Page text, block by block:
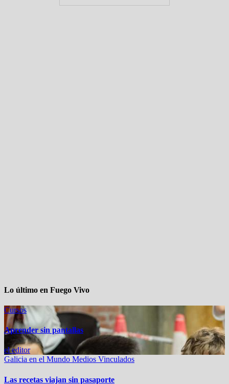
Lo último en Fuego Vivo
Cursos
Aprender sin pantallas
el editor
Galicia en el Mundo Medios Vinculados
Las recetas viajan sin pasaporte